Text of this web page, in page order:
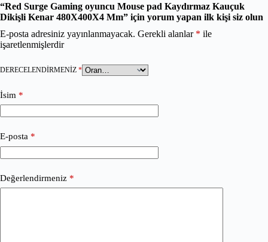
“Red Surge Gaming oyuncu Mouse pad Kaydırmaz Kauçuk
Dikişli Kenar 480X400X4 Mm” için yorum yapan ilk kişi siz olun
E-posta adresiniz yayınlanmayacak. Gerekli alanlar * ile
işaretlenmişlerdir
DERECELENDIRMENIZ *
İsim *
E-posta *
Değerlendirmeniz *